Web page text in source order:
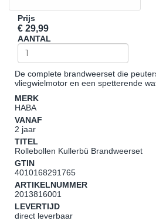
Prijs
€ 29,99
AANTAL
De complete brandweerset die
vliegwielmotor en een spetterende
MERK
HABA
VANAF
2 jaar
TITEL
Rollebollen Kullerbü Brandweerset
GTIN
4010168291765
ARTIKELNUMMER
2013816001
LEVERTIJD
direct leverbaar